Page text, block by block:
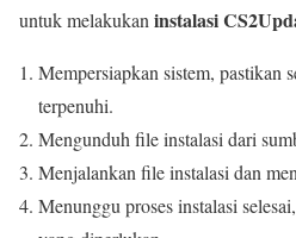
untuk melakukan instalasi
Mempersiapkan sistem, pastikan
terpenuhi.
Mengunduh file instalasi dari
Menjalankan file instalasi dan
Menunggu proses instalasi